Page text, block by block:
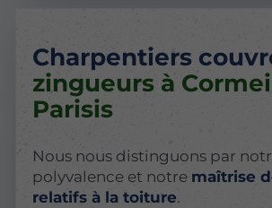
Charpentiers
zingueurs à
Parisis
Nous nous distinguons par
polyvalence et notre maîtrise
relatifs à la toiture.